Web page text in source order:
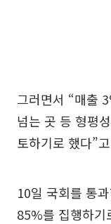
그러면서 “매출
넘는 곳 등 형평
토하기로 했다”
10일 국회를 통
85%를 집행하기